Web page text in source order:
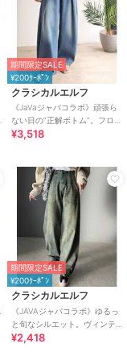
期間限定SALE
¥200ｸｰﾎﾟﾝ
クラシカルエルフ
《JaVaジャバコラボ》頑張ら
ない日の“正解ボトム”。フロン
トタックハイウエストコクー
¥3,518
期間限定SALE
¥200ｸｰﾎﾟﾝ
クラシカルエルフ
《JAVAジャバコラボ》ゆるっ
と旬なシルエット。ヴィンテ
ージ加工ハイウエストベイカ
¥2,418